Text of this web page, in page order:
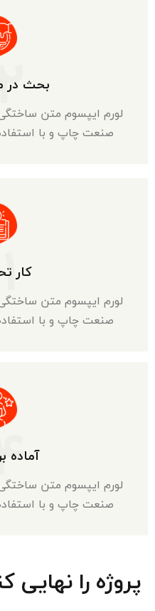
بحث در
لورم ایپسوم متن
صنعت چاپ و با
کار
لورم ایپسوم متن
صنعت چاپ و با
آماده
لورم ایپسوم متن
صنعت چاپ و با
پروژه را نهایی